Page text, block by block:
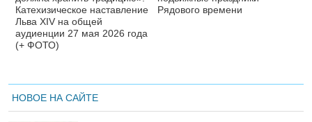
Катехизическое наставление
Льва XIV на общей
аудиенции 27 мая 2026 года
(+ ФОТО)
Рядового времени
НОВОЕ НА САЙТЕ